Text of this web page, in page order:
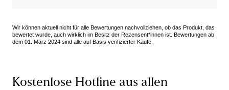
Wir können aktuell nicht für alle Bewertungen nachvollziehen, ob das Produkt, das
bewertet wurde, auch wirklich im Besitz der Rezensent*innen ist. Bewertungen ab
dem 01. März 2024 sind alle auf Basis verifizierter Käufe.
Kostenlose Hotline aus allen